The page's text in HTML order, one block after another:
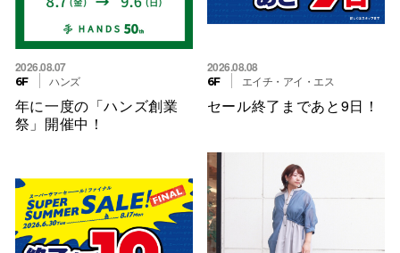
2026.08.07
6F ハンズ
年に一度の「ハンズ創業
祭」開催中！
2026.08.08
6F エイチ・アイ・エス
セール終了まであと9日！